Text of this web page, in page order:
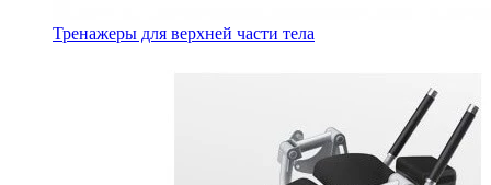
Тренажеры для верхней части тела